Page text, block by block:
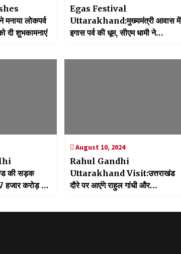
लोकपर्व
दी शुभकामनाएं
Egas Festival
Uttarakhand:मुख्यमंत्री आवास में
इगास पर्व की धूम, सीएम धामी ने
की सड़क
करोड़ की
को मिलेगी नई
August 10, 2024
Rahul Gandhi
Uttarakhand Visit:उत्तराखंड
दौरे पर आएंगे राहुल गांधी और
संवाद